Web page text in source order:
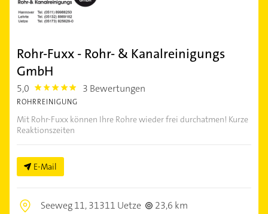
Rohr-Fuxx - Rohr- & Kanalreinigungs
GmbH
5,0 5.0 3 Bewertungen
ROHRREINIGUNG
Mit Rohr-Fuxx können Ihre Rohre wieder frei durchatmen! Kurze
Reaktionszeiten
E-Mail
Seeweg 11,31311 Uetze
23,6 km